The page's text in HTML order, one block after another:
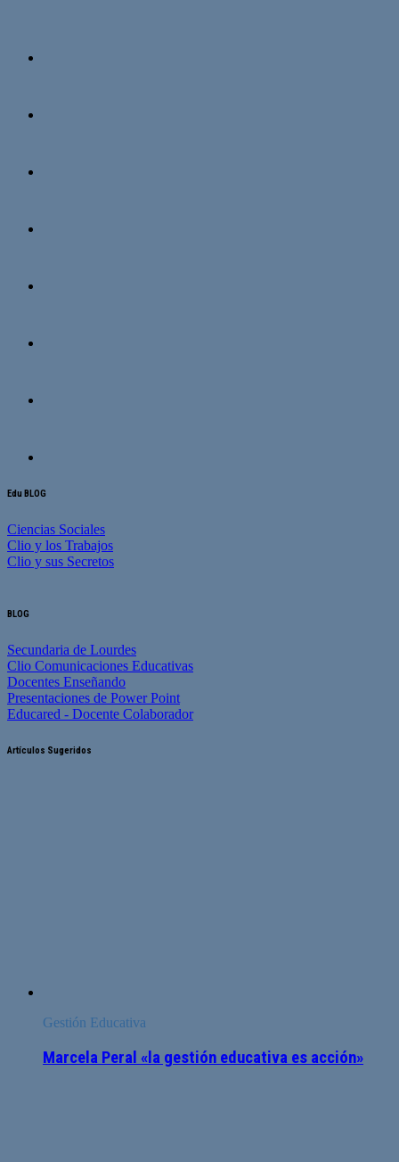
Edu BLOG
Ciencias Sociales
Clio y los Trabajos
Clio y sus Secretos
BLOG
Secundaria de Lourdes
Clio Comunicaciones Educativas
Docentes Enseñando
Presentaciones de Power Point
Educared - Docente Colaborador
Artículos Sugeridos
Gestión Educativa
Marcela Peral «la gestión educativa es acción»